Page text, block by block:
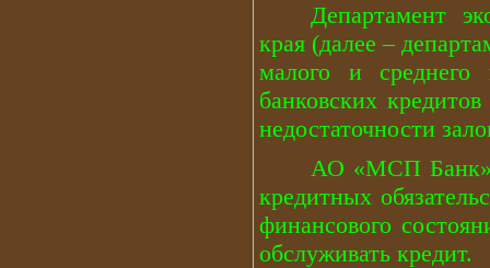
Департамент
края (далее –
малого и среднего
банковских
недостаточности
АО «МСП Банк»
кредитных
финансового
обслуживать кредит.